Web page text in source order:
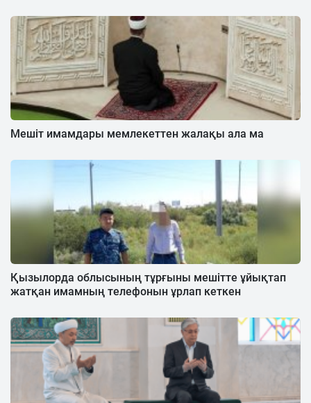
Мешіт имамдары мемлекеттен жалақы ала ма
Қызылорда облысының тұрғыны мешітте ұйықтап
жатқан имамның телефонын ұрлап кеткен